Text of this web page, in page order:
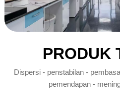
PRODUK
Dispersi - penstabilan -
pemendapan -